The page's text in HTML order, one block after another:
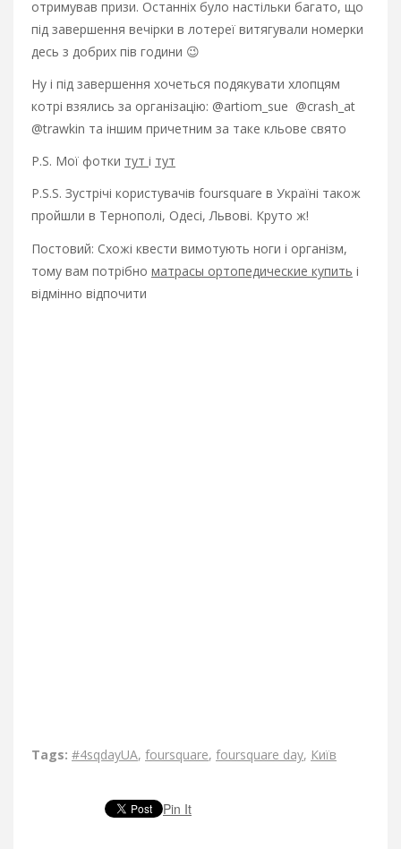
отримував призи. Останніх було настільки багато, що
під завершення вечірки в лотереї витягували номерки
десь з добрих пів години 😉
Ну і під завершення хочеться подякувати хлопцям
котрі взялись за організацію: @artiom_sue @crash_at
@trawkin та іншим причетним за таке кльове свято
P.S. Мої фотки тут і тут
P.S.S. Зустрічі користувачів foursquare в Україні також
пройшли в Тернополі, Одесі, Львові. Круто ж!
Постовий: Схожі квести вимотують ноги і організм,
тому вам потрібно матрасы ортопедические купить і
відмінно відпочити
Tags: #4sqdayUA, foursquare, foursquare day, Київ
Pin It